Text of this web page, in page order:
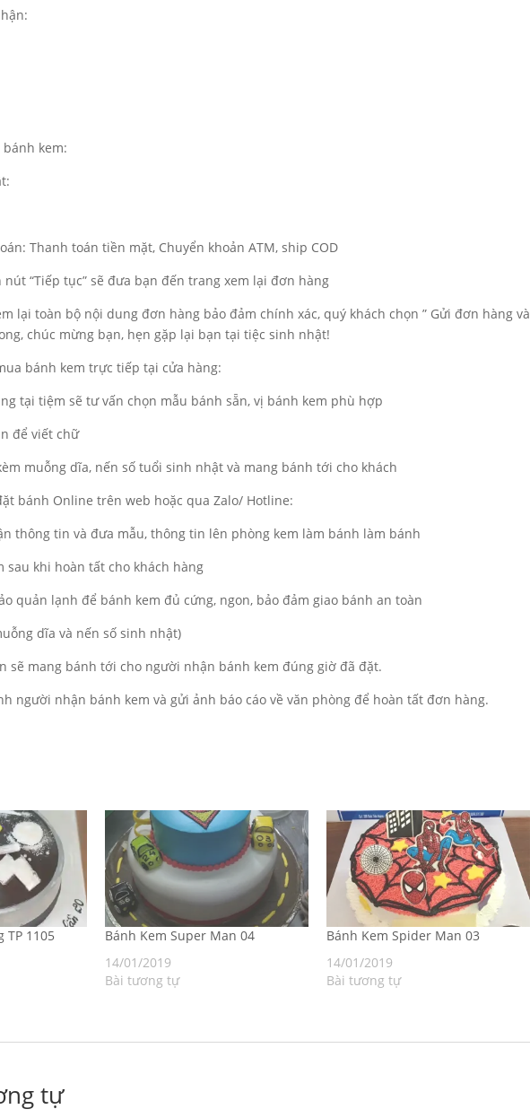
kem:
Thanh toán tiền mặt, Chuyển khoản ATM, ship COD
nút “Tiếp tục” sẽ đưa bạn đến trang xem lại đơn hàng
lại toàn bộ nội dung đơn hàng bảo đảm chính xác, quý khách chọn ” Gửi đơn hàng và
chúc mừng bạn, hẹn gặp lại bạn tại tiệc sinh nhật!
bánh kem trực tiếp tại cửa hàng:
tại tiệm sẽ tư vấn chọn mẫu bánh sẵn, vị bánh kem phù hợp
để viết chữ
muỗng dĩa, nến số tuổi sinh nhật và mang bánh tới cho khách
bánh Online trên web hoặc qua Zalo/ Hotline:
thông tin và đưa mẫu, thông tin lên phòng kem làm bánh làm bánh
sau khi hoàn tất cho khách hàng
quản lạnh để bánh kem đủ cứng, ngon, bảo đảm giao bánh an toàn
dĩa và nến số sinh nhật)
sẽ mang bánh tới cho người nhận bánh kem đúng giờ đã đặt.
người nhận bánh kem và gửi ảnh báo cáo về văn phòng để hoàn tất đơn hàng.
TP 1105
Bánh Kem Super Man 04
14/01/2019
Bài tương tự
Bánh Kem Spider Man 03
14/01/2019
Bài tương tự
tự